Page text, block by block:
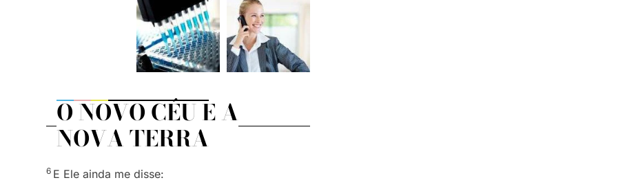
O NOVO CÉU E A
NOVA TERRA
6 E Ele ainda me disse: